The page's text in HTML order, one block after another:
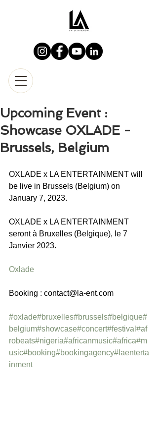
Upcoming Event :
Showcase OXLADE -
Brussels, Belgium
OXLADE x LA ENTERTAINMENT will
be live in Brussels (Belgium) on
January 7, 2023.
OXLADE x LA ENTERTAINMENT
seront à Bruxelles (Belgique), le 7
Janvier 2023.
Oxlade
Booking : contact@la-ent.com
#oxlade#bruxelles#brussels#belgique#
belgium#showcase#concert#festival #af
robeats#nigeria#africanmusic#africa#m
usic#booking#bookingagency#laenterta
inment